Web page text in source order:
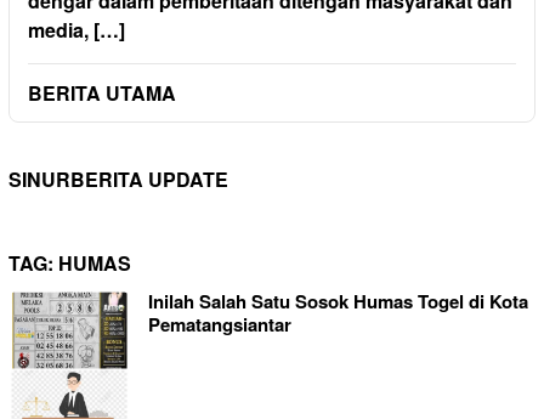
media, […]
BERITA UTAMA
SINURBERITA UPDATE
TAG: HUMAS
Inilah Salah Satu Sosok Humas Togel di Kota
Pematangsiantar